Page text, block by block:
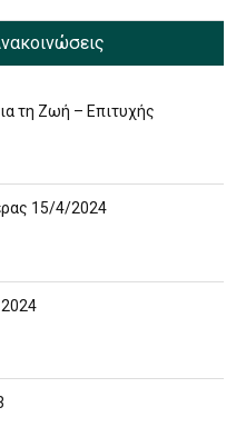
τη Ζωή – Επιτυχής
15/4/2024